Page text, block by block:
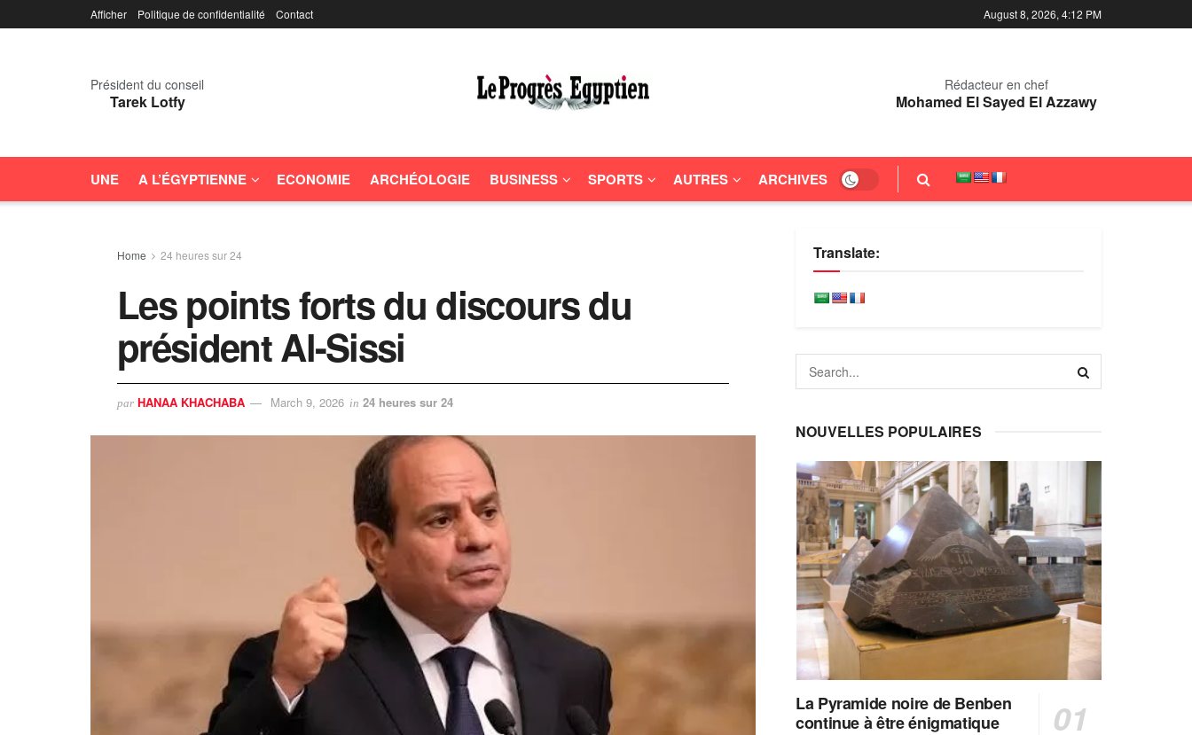
Afficher Politique de confidentialité Contact August 8, 2026, 4:12 PM
Président du conseil
Tarek Lotfy
Rédacteur en chef
Mohamed El Sayed El Azzawy
UNE A L’ÉGYPTIENNE ECONOMIE ARCHÉOLOGIE BUSINESS SPORTS AUTRES ARCHIVES
Home 24 heures sur 24
Les points forts du discours du
président Al-Sissi
par HANAA KHACHABA March 9, 2026 in 24 heures sur 24
Translate:
NOUVELLES POPULAIRES
La Pyramide noire de Benben
continue à être énigmatique